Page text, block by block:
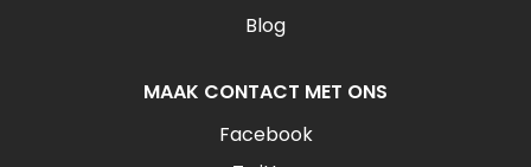
Blog
MAAK CONTACT MET ONS
Facebook